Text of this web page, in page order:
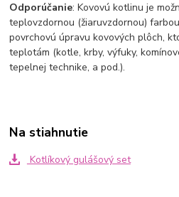
Odporúčanie: Kovovú kotlinu je
teplovzdornou (žiaruvzdornou)
povrchovú úpravu kovových plôch,
teplotám (kotle, krby, výfuky,
tepelnej technike, a pod.).
Na stiahnutie
Kotlíkový gulášový set